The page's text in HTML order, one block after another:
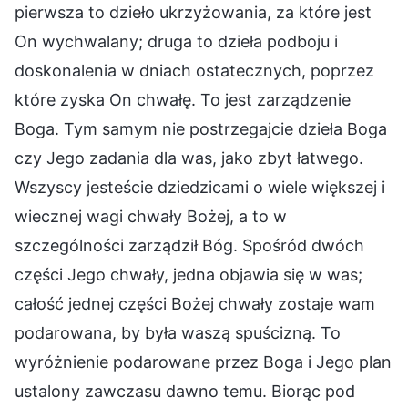
pierwsza to dzieło ukrzyżowania, za które jest
On wychwalany; druga to dzieła podboju i
doskonalenia w dniach ostatecznych, poprzez
które zyska On chwałę. To jest zarządzenie
Boga. Tym samym nie postrzegajcie dzieła Boga
czy Jego zadania dla was, jako zbyt łatwego.
Wszyscy jesteście dziedzicami o wiele większej i
wiecznej wagi chwały Bożej, a to w
szczególności zarządził Bóg. Spośród dwóch
części Jego chwały, jedna objawia się w was;
całość jednej części Bożej chwały zostaje wam
podarowana, by była waszą spuścizną. To
wyróżnienie podarowane przez Boga i Jego plan
ustalony zawczasu dawno temu. Biorąc pod